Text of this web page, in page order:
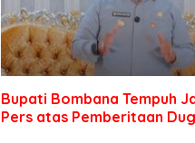
Bupati Bombana Tempuh
Pers atas Pemberitaan